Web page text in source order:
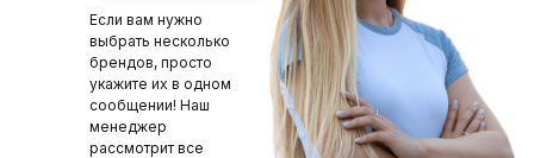
Если вам нужно
выбрать несколько
брендов, просто
укажите их в одном
сообщении! Наш
менеджер
рассмотрит все